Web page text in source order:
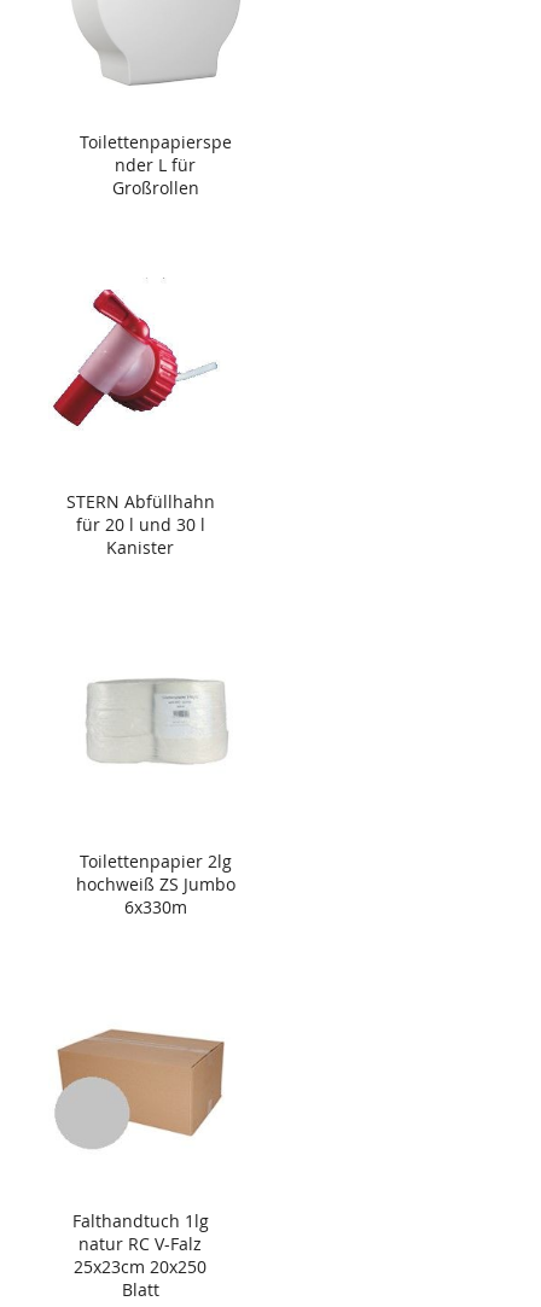
Toilettenpapierspe
nder L für
Großrollen
STERN Abfüllhahn
für 20 l und 30 l
Kanister
Toilettenpapier 2lg
hochweiß ZS Jumbo
6x330m
Falthandtuch 1lg
natur RC V-Falz
25x23cm 20x250
Blatt